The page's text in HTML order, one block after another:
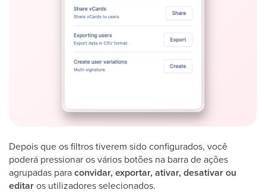
Depois que os filtros tiverem sido configurados, você
poderá pressionar os vários botões na barra de ações
agrupadas paraconvidar, exportar, ativar, desativar ou
editaros utilizadores selecionados.